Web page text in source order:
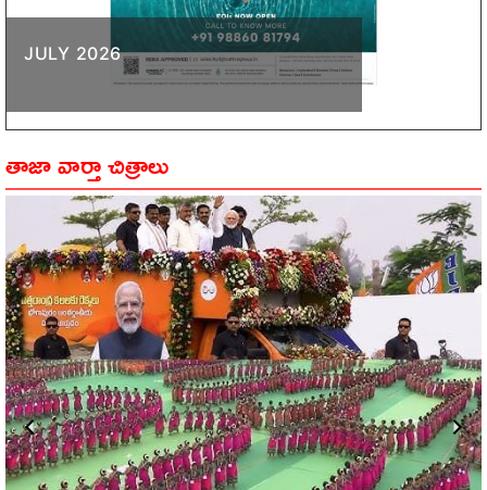
JULY 2026
తాజా వార్తా చిత్రాలు